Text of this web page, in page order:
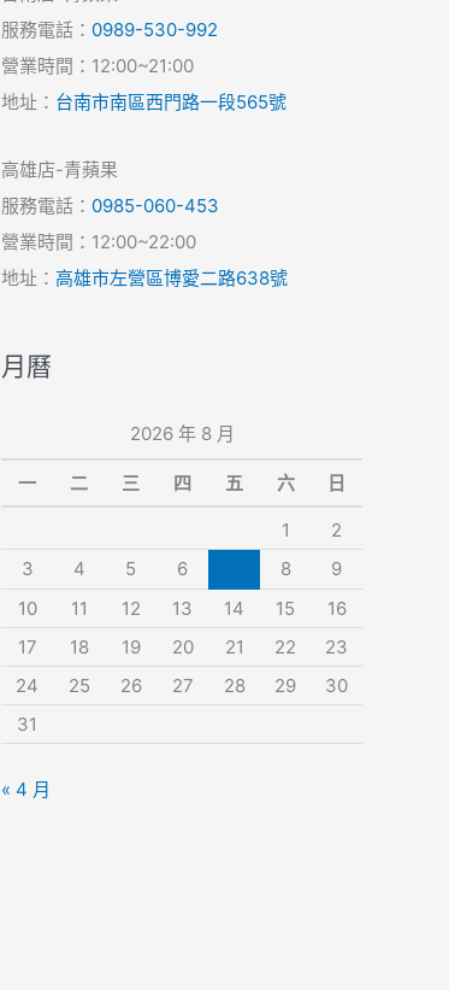
服務電話： 0989-530-992
營業時間：12:00~21:00
地址： 台南市南區西門路一段565號
高雄店-青蘋果
服務電話： 0985-060-453
營業時間：12:00~22:00
地址： 高雄市左營區博愛二路638號
月曆
2026 年 8 月
一 二 三 四 五 六 日
1
2
3
4 5 6 8
9
10
11 12 13 14 15
16
17
18 19 20 21 22
23
24
25 26 27 28 29
30
31
« 4 月